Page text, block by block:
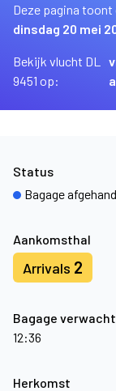
Deze pagina
dinsdag 20 mei
Bekijk vlucht DL
9451 op:
Aankomsthal
Arrivals 2
Bagage
12:36
Status
Bagage
Herkomst